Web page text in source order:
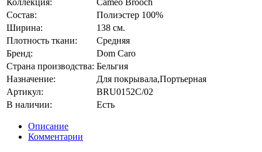
Состав:
Полиэстер 100%
Ширина:
138 см.
Плотность ткани:
Средняя
Бренд:
Dom Caro
Страна производства: Бельгия
Назначение:
Для покрывала,Портьерная
Артикул:
BRU0152C/02
В наличии:
Есть
Описание
Комментарии